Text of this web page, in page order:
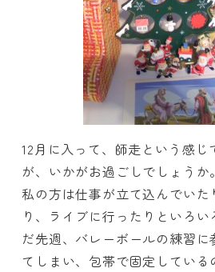
12月に入って、師走という感じ
が、いかがお過ごしでしょうか。
私の方は仕事が立て込んでいた
り、ライブに行ったりといろ
だ先週、バレーボールの練習
てしまい、包帯で固定してい